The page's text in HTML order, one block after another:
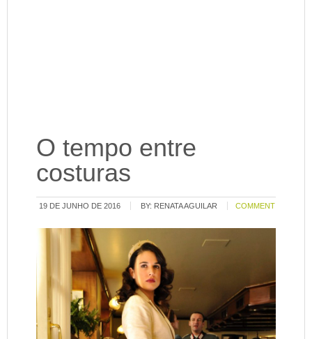
O tempo entre
costuras
19 DE JUNHO DE 2016 BY: RENATA AGUILAR COMMENT